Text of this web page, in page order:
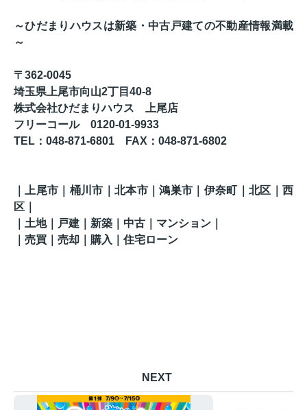
～ひだまりハウスは新築・中古戸建ての不動産情報満載
～
〒362-0045
埼玉県上尾市向山2丁目40-8
株式会社ひだまりハウス 上尾店
フリーコール 0120-01-9933
TEL ：048-871-6801 FAX ： 048-871-6802
｜上尾市｜桶川市｜北本市｜鴻巣市｜伊奈町｜北区 ｜西
区
｜土地｜戸建｜新築｜中古｜マンション｜
｜売買｜売却｜購入｜住宅ローン
NEXT